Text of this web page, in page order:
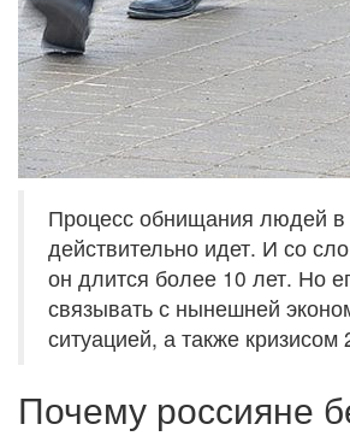
Процесс обнищания людей в
действительно идет. И со
он длится более 10 лет. Но
связывать с нынешней
ситуацией, а также кризисом
Почему россияне